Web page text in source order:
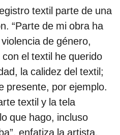
textil parte de una
“Parte de mi obra ha
de género,
el textil he querido
la calidez del textil;
presente, por ejemplo.
textil y la tela
que hago, incluso